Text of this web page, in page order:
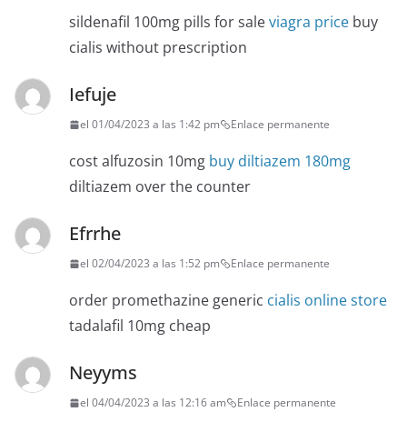
sildenafil 100mg pills for saleviagra price buy
cialis without prescription
Iefuje
el 01/04/2023 a las 1:42 pm Enlace permanente
cost alfuzosin 10mg buy diltiazem 180mg
diltiazem over the counter
Efrrhe
el 02/04/2023 a las 1:52 pm Enlace permanente
order promethazine generic cialis online store
tadalafil 10mg cheap
Neyyms
el 04/04/2023 a las 12:16 am Enlace permanente